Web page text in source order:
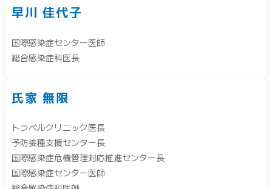
早川 佳代子
国際感染症センター医師
総合感染症科医長
氏家 無限
トラベルクリニック医長
予防接種支援センター長
国際感染症危機管理対応推進センター長
国際感染症センター医師